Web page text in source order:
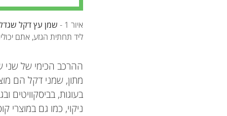
איור 1 -
שמן עץ דקל
ליד תחתית הגזע, אתם
ההרכב הכימי של שני
מתון, שמני דקל הם
בעוגות, בביסקוויטים
ניקוי, כמו גם במוצרי